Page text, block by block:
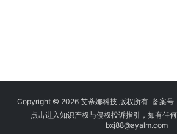
Copyright © 2026 艾蒂娜科技 版权所有 备案号
点击进入知识产权与侵权投诉指引，如有任
bxj88@ayalm.com